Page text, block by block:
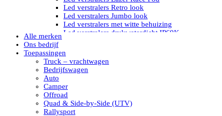
Led verstralers Retro look
Led verstralers Jumbo look
Led verstralers met witte behuizing
Led verstralers drukwaterdicht IP69K
LED WERKLAMPEN
Model werklamp
Led werklamp vierkant
Led werklamp ovaal
Led werklamp kleur wit
Alle merken
Ons bedrijf
Toepassingen
Truck – vrachtwagen
Bedrijfswagen
Auto
Camper
Offroad
Quad & Side-by-Side (UTV)
Rallysport